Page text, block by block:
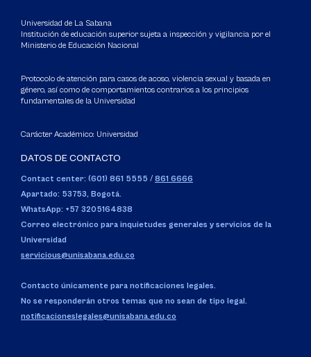
Universidad de La Sabana
Institución de educación superior sujeta a inspección y vigilancia por el
Ministerio de Educación Nacional
Protocolo de atención para casos de acoso, violencia sexual y basada en
género, así como de comportamientos contrarios a los principios
fundamentales de la Universidad
Carácter Académico: Universidad
DATOS DE CONTACTO
Contact center: (601) 861 5555 / 861 6666
Apartado: 53753, Bogotá.
WhatsApp: +57 3205164838
Correo electrónico para inquietudes generales y servicios de la
Universidad
servicious@unisabana.edu.co
Contacto únicamente para notificaciones legales.
No se responderán otros temas que no sean de tipo legal.
notificacioneslegales@unisabana.edu.co